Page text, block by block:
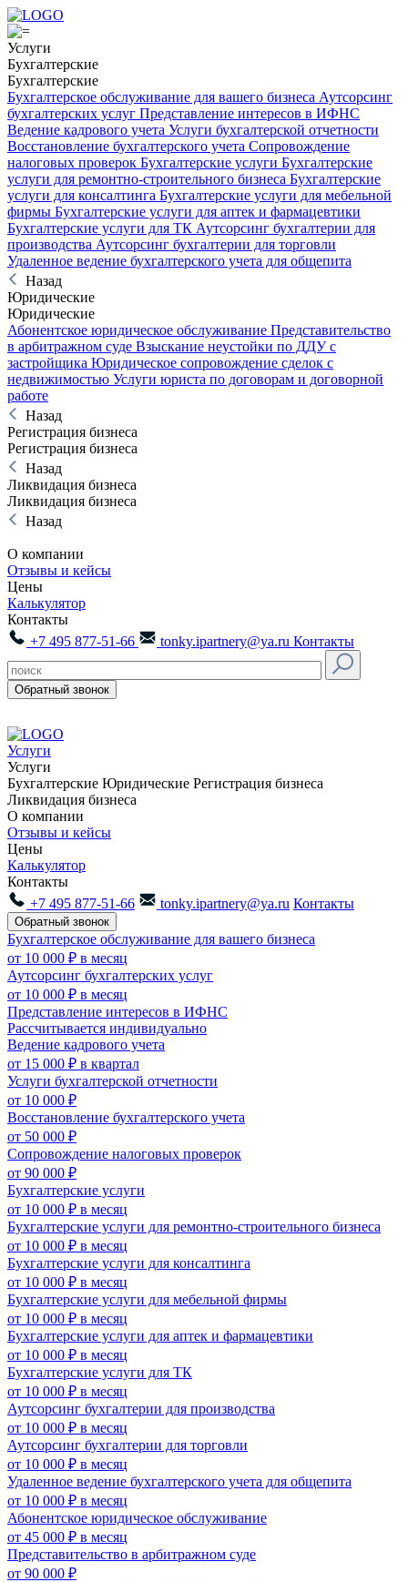
Услуги
Бухгалтерские
Бухгалтерские
Бухгалтерское обслуживание для вашего бизнеса Аутсорсинг
бухгалтерских услуг Представление интересов в ИФНС
Ведение кадрового учета Услуги бухгалтерской отчетности
Восстановление бухгалтерского учета Сопровождение
налоговых проверок Бухгалтерские услуги Бухгалтерские
услуги для ремонтно-строительного бизнеса Бухгалтерские
услуги для консалтинга Бухгалтерские услуги для мебельной
фирмы Бухгалтерские услуги для аптек и фармацевтики
Бухгалтерские услуги для ТК Аутсорсинг бухгалтерии для
производства Аутсорсинг бухгалтерии для торговли
Удаленное ведение бухгалтерского учета для общепита
Назад
Юридические
Юридические
Абонентское юридическое обслуживание Представительство
в арбитражном суде Взыскание неустойки по ДДУ с
застройщика Юридическое сопровождение сделок с
недвижимостью Услуги юриста по договорам и договорной
работе
Назад
Регистрация бизнеса
Регистрация бизнеса
Назад
Ликвидация бизнеса
Ликвидация бизнеса
Назад
О компании
Отзывы и кейсы
Цены
Калькулятор
Контакты
+7 495 877-51-66
tonky.ipartnery@ya.ru Контакты
Обратный звонок
Услуги
Услуги
Бухгалтерские Юридические Регистрация бизнеса
Ликвидация бизнеса
О компании
Отзывы и кейсы
Цены
Калькулятор
Контакты
+7 495 877-51-66
tonky.ipartnery@ya.ru Контакты
Обратный звонок
Бухгалтерское обслуживание для вашего бизнеса
от 10 000 ₽ в месяц
Аутсорсинг бухгалтерских услуг
от 10 000 ₽ в месяц
Представление интересов в ИФНС
Рассчитывается индивидуально
Ведение кадрового учета
от 15 000 ₽ в квартал
Услуги бухгалтерской отчетности
от 10 000 ₽
Восстановление бухгалтерского учета
от 50 000 ₽
Сопровождение налоговых проверок
от 90 000 ₽
Бухгалтерские услуги
от 10 000 ₽ в месяц
Бухгалтерские услуги для ремонтно-строительного бизнеса
от 10 000 ₽ в месяц
Бухгалтерские услуги для консалтинга
от 10 000 ₽ в месяц
Бухгалтерские услуги для мебельной фирмы
от 10 000 ₽ в месяц
Бухгалтерские услуги для аптек и фармацевтики
от 10 000 ₽ в месяц
Бухгалтерские услуги для ТК
от 10 000 ₽ в месяц
Аутсорсинг бухгалтерии для производства
от 10 000 ₽ в месяц
Аутсорсинг бухгалтерии для торговли
от 10 000 ₽ в месяц
Удаленное ведение бухгалтерского учета для общепита
от 10 000 ₽ в месяц
Абонентское юридическое обслуживание
от 45 000 ₽ в месяц
Представительство в арбитражном суде
от 90 000 ₽